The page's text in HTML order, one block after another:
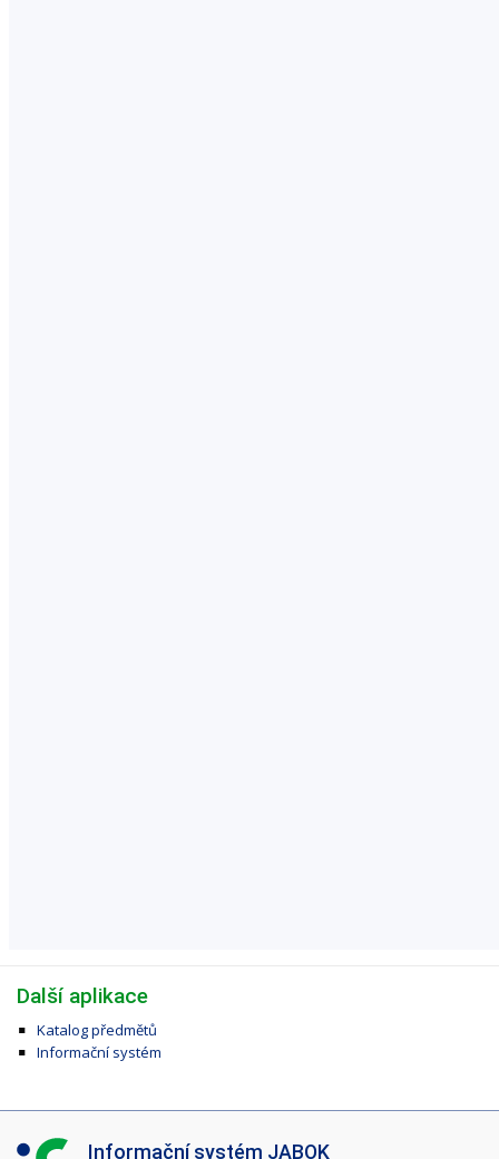
Další aplikace
Katalog předmětů
Informační systém
I Informační systém JABOK